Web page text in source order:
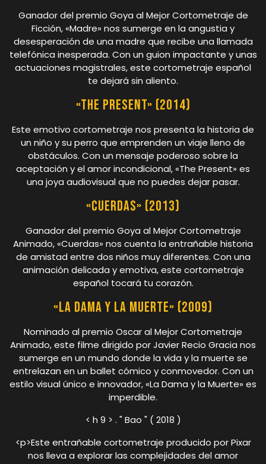
Ganador del premio Goya al Mejor Cortometraje de
Ficción, «Madre» nos sumerge en la angustia y
desesperación de una madre que recibe una llamada
telefónica inesperada. Con un guion impactante y unas
actuaciones magistrales, este cortometraje español
te dejará sin aliento.
«The Present» (2014)
Este emotivo cortometraje nos presenta la historia de
un niño y su perro que emprenden un viaje lleno de
obstáculos. Con un mensaje poderoso sobre la
aceptación y el amor incondicional, «The Present» es
una joya audiovisual que no puedes dejar pasar.
«Cuerdas» (2013)
Ganador del premio Goya al Mejor Cortometraje
Animado, «Cuerdas» nos cuenta la entrañable historia
de amistad entre dos niños muy diferentes. Con una
animación delicada y emotiva, este cortometraje
español tocará tu corazón.
«La Dama y la Muerte» (2009)
Nominado al premio Oscar al Mejor Cortometraje
Animado, este filme dirigido por Javier Recio Gracia nos
sumerge en un mundo donde la vida y la muerte se
entrelazan en un ballet cómico y conmovedor. Con un
estilo visual único e innovador, «La Dama y la Muerte» es
imperdible.
< h 9 > . " Bao " ( 2018 )
<p>Este entrañable cortometraje producido por Pixar
nos lleva a explorar las complejidades del amor